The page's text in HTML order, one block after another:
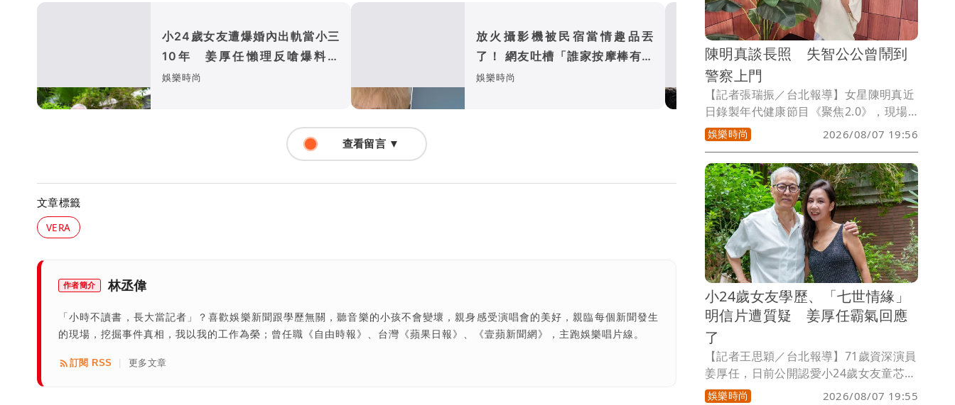
小24歲女友遭爆婚內出軌當小三
10年 姜厚任懶理反嗆爆料者
「頭腦有問題」
娛樂時尚
放火攝影機被民宿當情趣品丟
了！ 網友吐槽「誰家按摩棒有螢
幕、鏡頭」
娛樂時尚
閨蜜兒子被瞎指精主周杰倫
揭孩子生父真相
查看留言 ▼
文章標籤
VERA
作者簡介 林丞偉
「小時不讀書，長大當記者」？喜歡娛樂新聞跟學歷無關，聽音樂的小孩不會變壞，親身感受演唱會的美好，親臨每個新聞發生
的現場，挖掘事件真相，我以我的工作為榮；曾任職《自由時報》、台灣《蘋果日報》、《壹蘋新聞網》，主跑娛樂唱片線。
訂閱 RSS 更多文章
陳明真談長照 失智公公曾鬧到
警察上門
【記者張瑞振／台北報導】女星陳明真近
日錄製年代健康節目《聚焦2.0》，現場
清唱經典歌曲〈變心的翅膀〉，好歌喉依
舊，除了維持亮麗狀態，她更跨界攻讀輔
仁大學長期照護研究所，順利取得碩士學
位。
娛樂時尚 2026/08/07 19:56
小24歲女友學歷、「七世情緣」
明信片遭質疑 姜厚任霸氣回應
了
【記者王思穎／台北報導】71歲資深演員
姜厚任，日前公開認愛小24歲女友童芯
（本名陳苡孋），並大方分享兩人的七世
娛樂時尚 2026/08/07 19:55